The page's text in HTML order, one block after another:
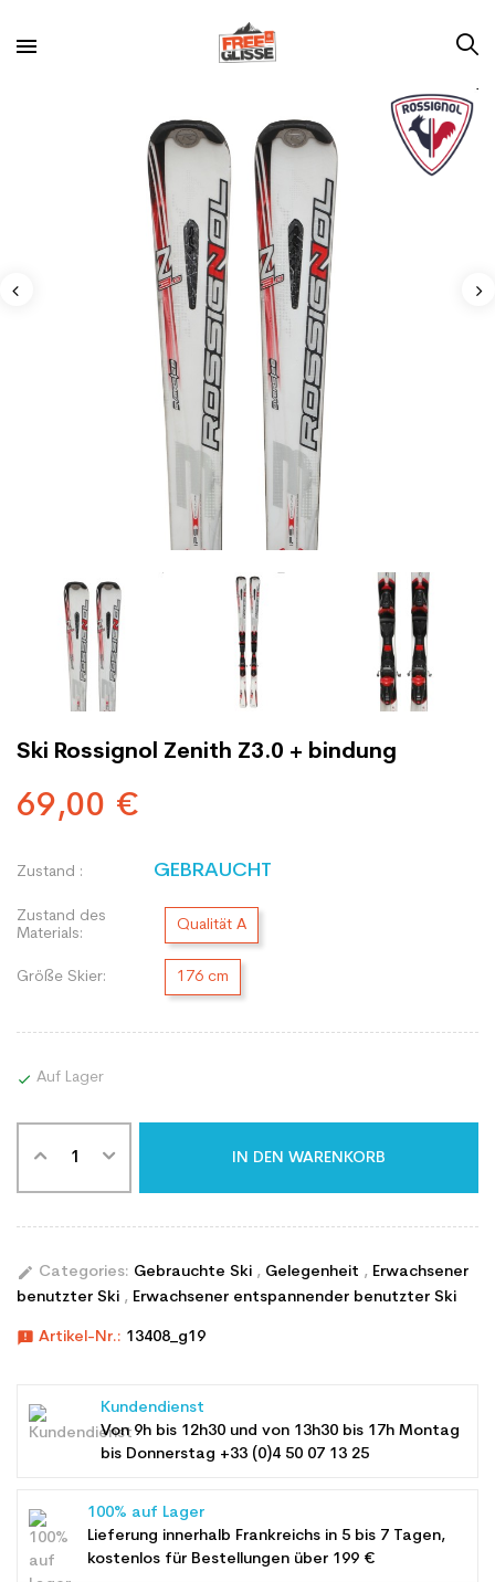
Ski Rossignol Zenith Z3.0 + bindung
69,00 €
Zustand : GEBRAUCHT
Zustand des
Materials:
Qualität A
Größe Skier: 176 cm
 Auf Lager
IN DEN WARENKORB
edit Categories: Gebrauchte Ski , Gelegenheit , Erwachsener
benutzter Ski , Erwachsener entspannender benutzter Ski
announcement Artikel-Nr.: 13408_g19
Kundendienst
Von 9h bis 12h30 und von 13h30 bis 17h Montag
bis Donnerstag +33 (0)4 50 07 13 25
100% auf Lager
Lieferung innerhalb Frankreichs in 5 bis 7 Tagen,
kostenlos für Bestellungen über 199 €